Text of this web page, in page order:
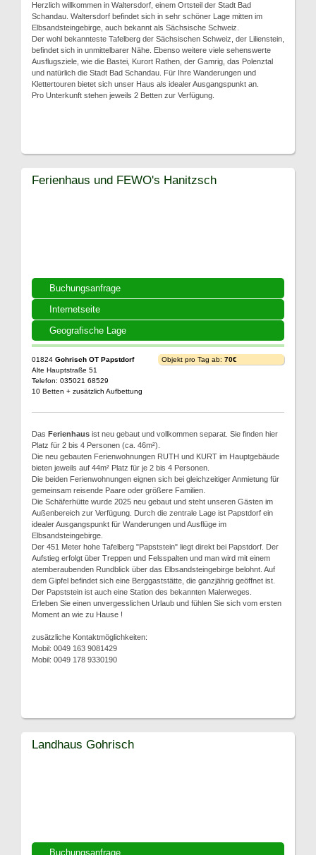
Herzlich willkommen in Waltersdorf, einem Ortsteil der Stadt Bad
Schandau. Waltersdorf befindet sich in sehr schöner Lage mitten im
Elbsandsteingebirge, auch bekannt als Sächsische Schweiz.
Der wohl bekannteste Tafelberg der Sächsischen Schweiz, der Lilienstein,
befindet sich in unmittelbarer Nähe. Ebenso weitere viele sehenswerte
Ausflugsziele, wie die Bastei, Kurort Rathen, der Gamrig, das Polenztal
und natürlich die Stadt Bad Schandau. Für Ihre Wanderungen und
Klettertouren bietet sich unser Haus als idealer Ausgangspunkt an.
Pro Unterkunft stehen jeweils 2 Betten zur Verfügung.
Buchungsanfrage
Internetseite
Geografische Lage
Ferienhaus und FEWO's Hanitzsch
01824 Gohrisch OT Papstdorf
Alte Hauptstraße 51
Telefon: 035021 68529
10 Betten + zusätzlich Aufbettung
Objekt pro Tag ab: 70€
Das Ferienhaus ist neu gebaut und vollkommen separat. Sie finden hier
Platz für 2 bis 4 Personen (ca. 46m²).
Die neu gebauten Ferienwohnungen RUTH und KURT im Hauptgebäude
bieten jeweils auf 44m² Platz für je 2 bis 4 Personen.
Die beiden Ferienwohnungen eignen sich bei gleichzeitiger Anmietung für
gemeinsam reisende Paare oder größere Familien.
Die Schäferhütte wurde 2025 neu gebaut und steht unseren Gästen im
Außenbereich zur Verfügung. Durch die zentrale Lage ist Papstdorf ein
idealer Ausgangspunkt für Wanderungen und Ausflüge im
Elbsandsteingebirge.
Der 451 Meter hohe Tafelberg "Papststein" liegt direkt bei Papstdorf. Der
Aufstieg erfolgt über Treppen und Felsspalten und man wird mit einem
atemberaubenden Rundblick über das Elbsandsteingebirge belohnt. Auf
dem Gipfel befindet sich eine Berggaststätte, die ganzjährig geöffnet ist.
Der Papststein ist auch eine Station des bekannten Malerweges.
Erleben Sie einen unvergesslichen Urlaub und fühlen Sie sich vom ersten
Moment an wie zu Hause !
zusätzliche Kontaktmöglichkeiten:
Mobil: 0049 163 9081429
Mobil: 0049 178 9330190
Buchungsanfrage
Landhaus Gohrisch